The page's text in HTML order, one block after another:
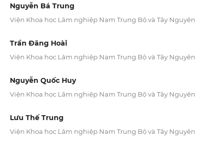
Nguyễn Bá Trung
Viện Khoa học Lâm nghiệp Nam Trung Bộ và Tây Nguyên
Trần Đăng Hoài
Viện Khoa học Lâm nghiệp Nam Trung Bộ và Tây Nguyên
Nguyễn Quốc Huy
Viện Khoa học Lâm nghiệp Nam Trung Bộ và Tây Nguyên
Lưu Thế Trung
Viện Khoa học Lâm nghiệp Nam Trung Bộ và Tây Nguyên